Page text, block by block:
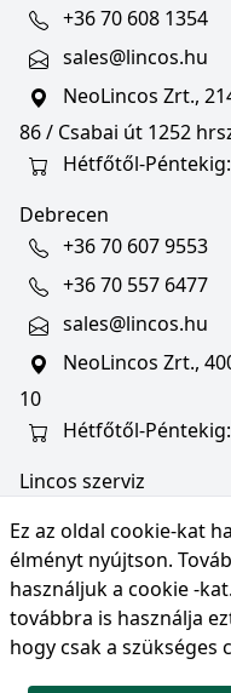
Ez az oldal cookie-kat
élményt nyújtson.
használjuk a cookie -kat
továbbra is használja
hogy csak a szükséges
+36 70 608 1354
sales@lincos.hu
NeoLincos Zrt.,
86 / Csabai út 1252
Hétfőtől-
Debrecen
+36 70 607 9553
+36 70 557 6477
sales@lincos.hu
NeoLincos Zrt.,
10
Hétfőtől-
Lincos szerviz
NeoLincos Zrt.,
10
Nyitvatartás: